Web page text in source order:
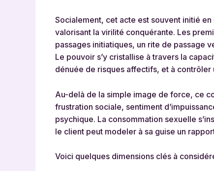
Socialement, cet acte est souvent initié
valorisant la virilité conquérante. Les
passages initiatiques, un rite de passage
Le pouvoir s’y cristallise à travers la
dénuée de risques affectifs, et à
Au-delà de la simple image de force, ce
frustration sociale, sentiment
psychique. La consommation sexuelle
le client peut modeler à sa guise un
Voici quelques dimensions clés à